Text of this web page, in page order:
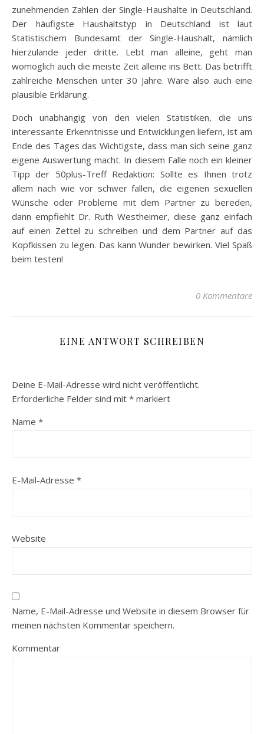
zunehmenden Zahlen der Single-Haushalte in Deutschland.
Der häufigste Haushaltstyp in Deutschland ist laut
Statistischem Bundesamt der Single-Haushalt, nämlich
hierzulande jeder dritte. Lebt man alleine, geht man
womöglich auch die meiste Zeit alleine ins Bett. Das betrifft
zahlreiche Menschen unter 30 Jahre. Wäre also auch eine
plausible Erklärung.
Doch unabhängig von den vielen Statistiken, die uns
interessante Erkenntnisse und Entwicklungen liefern, ist am
Ende des Tages das Wichtigste, dass man sich seine ganz
eigene Auswertung macht. In diesem Falle noch ein kleiner
Tipp der 50plus-Treff Redaktion: Sollte es Ihnen trotz
allem nach wie vor schwer fallen, die eigenen sexuellen
Wünsche oder Probleme mit dem Partner zu bereden,
dann empfiehlt Dr. Ruth Westheimer, diese ganz einfach
auf einen Zettel zu schreiben und dem Partner auf das
Kopfkissen zu legen. Das kann Wunder bewirken. Viel Spaß
beim testen!
0 Kommentare
EINE ANTWORT SCHREIBEN
Deine E-Mail-Adresse wird nicht veröffentlicht.
Erforderliche Felder sind mit * markiert
Name *
E-Mail-Adresse *
Website
Name, E-Mail-Adresse und Website in diesem Browser für
meinen nächsten Kommentar speichern.
Kommentar